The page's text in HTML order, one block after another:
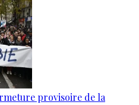
provisoire de la